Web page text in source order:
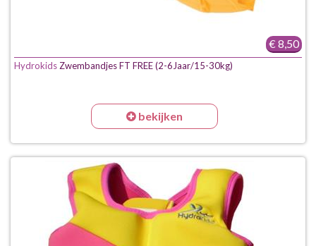
€ 8,50
Hydrokids Zwembandjes FT FREE (2-6Jaar/15-30kg)
bekijken